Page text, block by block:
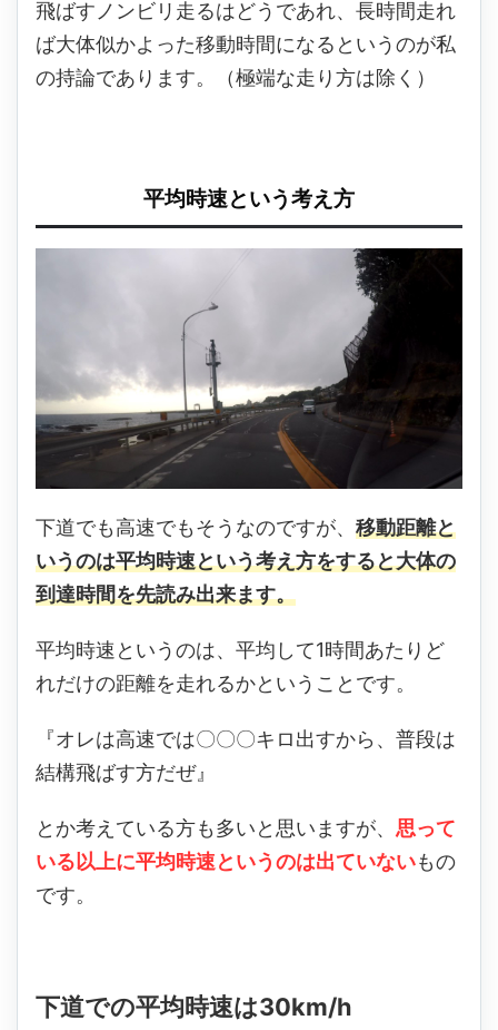
飛ばすノンビリ走るはどうであれ、長時間走れ
ば大体似かよった移動時間になるというのが私
の持論であります。（極端な走り方は除く）
平均時速という考え方
下道でも高速でもそうなのですが、 移動距離と
いうのは平均時速という考え方をすると大体の
到達時間を先読み出来ます。
平均時速というのは、平均して1時間あたりど
れだけの距離を走れるかということです。
『オレは高速では〇〇〇キロ出すから、普段は
結構飛ばす方だぜ』
とか考えている方も多いと思いますが、 思って
いる以上に平均時速というのは出ていないもの
です。
下道での平均時速は30km/h